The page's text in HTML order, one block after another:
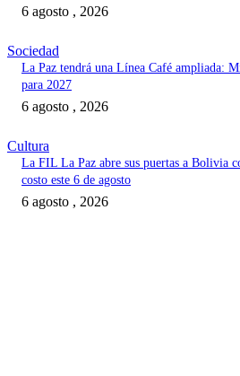
6 agosto , 2026
Sociedad
La Paz tendrá una Línea Café ampliada:
para 2027
6 agosto , 2026
Cultura
La FIL La Paz abre sus puertas a Bolivia
costo este 6 de agosto
6 agosto , 2026